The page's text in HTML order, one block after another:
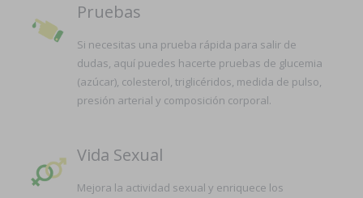
Pruebas
Si necesitas una prueba rápida para salir de
dudas, aquí puedes hacerte pruebas de glucemia
(azúcar), colesterol, triglicéridos, medida de pulso,
presión arterial y composición corporal.
Vida Sexual
Mejora la actividad sexual y enriquece los